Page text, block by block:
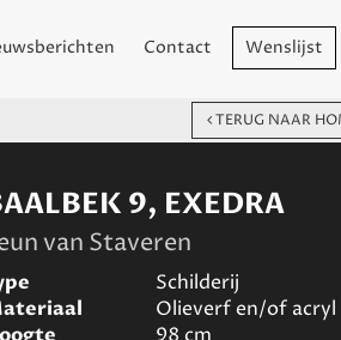
Contact Wenslijst
TERUG NAAR
9, EXEDRA
van Staveren
Schilderij
Olieverf en/of acryl